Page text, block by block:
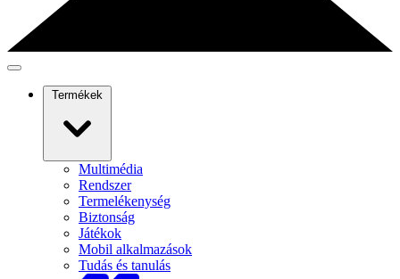
Termékek
Multimédia
Rendszer
Termelékenység
Biztonság
Játékok
Mobil alkalmazások
Tudás és tanulás